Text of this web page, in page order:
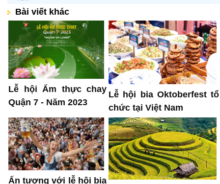
Bài viết khác
Lễ hội Ẩm thực chay
Quận 7 - Năm 2023
Lễ hội bia Oktoberfest tổ
chức tại Việt Nam
Ấn tượng với lễ hội bia